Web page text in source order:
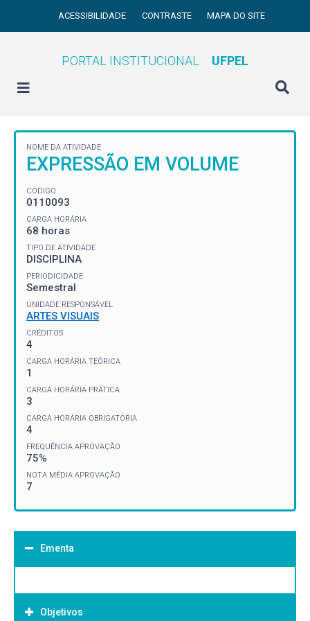
ACESSIBILIDADE CONTRASTE MAPA DO SITE
PORTAL INSTITUCIONAL UFPEL
NOME DA ATIVIDADE
EXPRESSÃO EM VOLUME
CÓDIGO
0110093
CARGA HORÁRIA
68 horas
TIPO DE ATIVIDADE
DISCIPLINA
PERIODICIDADE
Semestral
UNIDADE RESPONSÁVEL
ARTES VISUAIS
CRÉDITOS
4
CARGA HORÁRIA TEÓRICA
1
CARGA HORÁRIA PRÁTICA
3
CARGA HORÁRIA OBRIGATÓRIA
4
FREQUÊNCIA APROVAÇÃO
75%
NOTA MÉDIA APROVAÇÃO
7
Ementa
Objetivos